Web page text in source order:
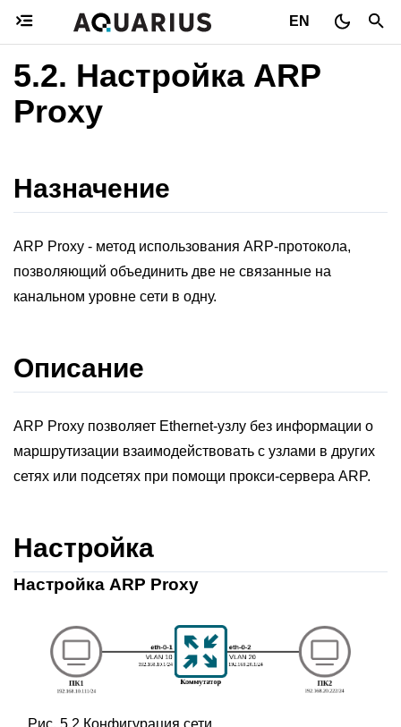
EN
5.2. Настройка ARP
Proxy
Назначение
ARP Proxy - метод использования ARP-протокола,
позволяющий объединить две не связанные на
канальном уровне сети в одну.
Описание
ARP Proxy позволяет Ethernet-узлу без информации о
маршрутизации взаимодействовать с узлами в других
сетях или подсетях при помощи прокси-сервера ARP.
Настройка
Настройка ARP Proxy